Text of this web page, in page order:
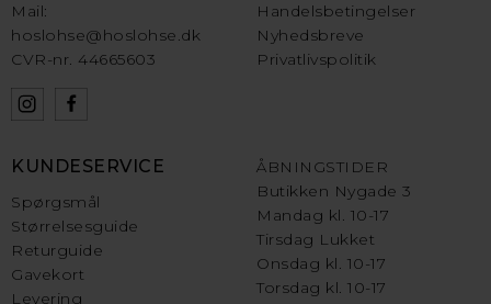
Mail:
hoslohse@hoslohse.dk
CVR-nr. 44665603
Handelsbetingelser
Nyhedsbreve
Privatlivspolitik
KUNDESERVICE
Spørgsmål
Størrelsesguide
Returguide
Gavekort
Levering
ÅBNINGSTIDER
Butikken Nygade 3
Mandag kl. 10-17
Tirsdag Lukket
Onsdag kl. 10-17
Torsdag kl. 10-17